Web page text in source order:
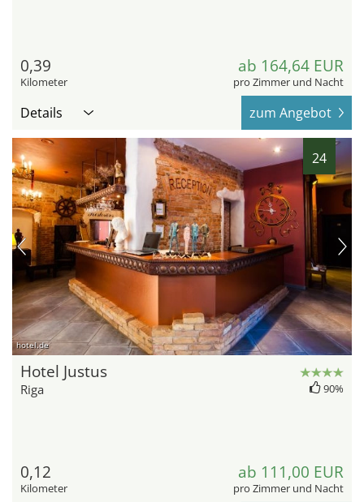
0,39
Kilometer
ab 164,64 EUR
pro Zimmer und Nacht
Details zum Angebot
24
hotel.de
Hotel Justus
Riga 90%
0,12
Kilometer
ab 111,00 EUR
pro Zimmer und Nacht